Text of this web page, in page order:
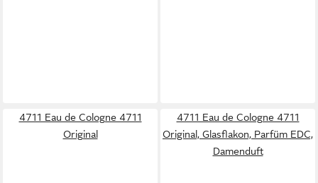
4711 Eau de Cologne 4711
Original
4711 Eau de Cologne 4711
Original, Glasflakon, Parfüm EDC,
Damenduft